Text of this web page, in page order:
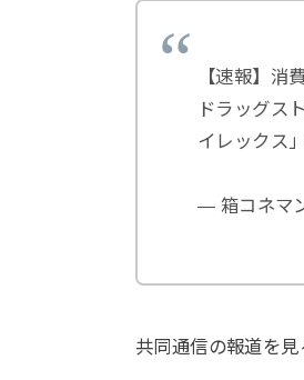
【速報】消
ドラッグス
イレックス
— 箱コネマ
共同通信の報道を